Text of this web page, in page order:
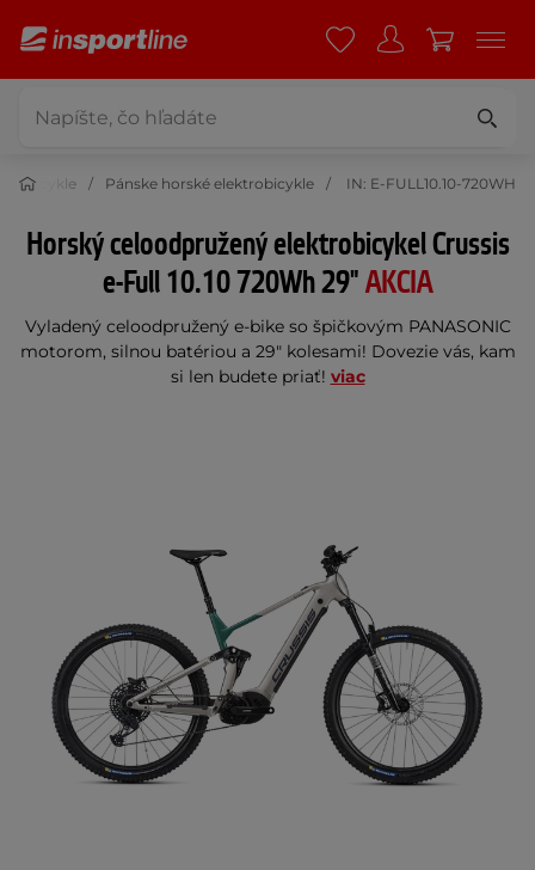
Pánske horské elektrobicykle IN: E-FULL10.10-720WH
Horský celoodpružený elektrobicykel Crussis
e-Full 10.10 720Wh 29"AKCIA
Vyladený celoodpružený e-bike so špičkovým PANASONIC
motorom, silnou batériou a 29" kolesami! Dovezie vás, kam
si len budete priať! viac